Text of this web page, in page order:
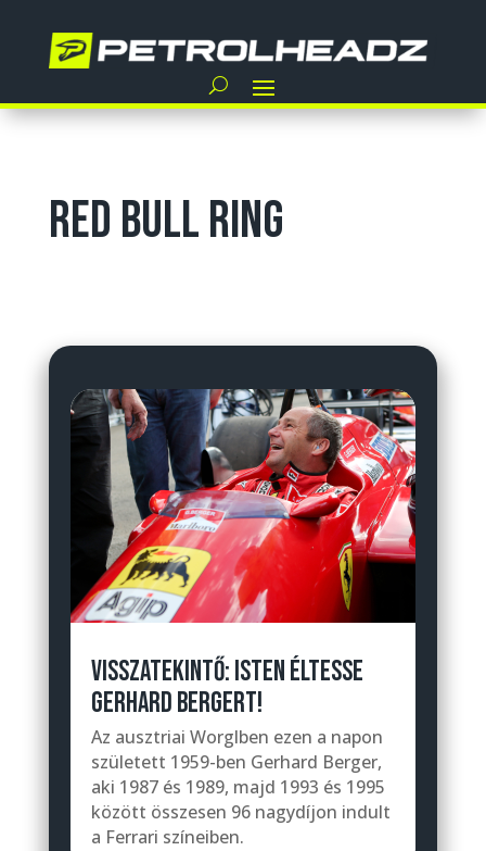
Red Bull Ring
VISSZATEKINTŐ: ISTEN ÉLTESSE
GERHARD BERGERT!
Az ausztriai Worglben ezen a napon
született 1959-ben Gerhard Berger,
aki 1987 és 1989, majd 1993 és 1995
között összesen 96 nagydíjon indult
a Ferrari színeiben.